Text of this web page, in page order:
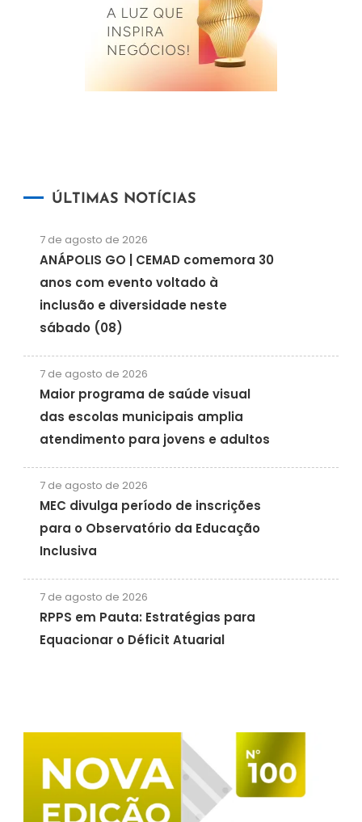
ÚLTIMAS NOTÍCIAS
7 de agosto de 2026
ANÁPOLIS GO | CEMAD comemora 30
anos com evento voltado à
inclusão e diversidade neste
sábado (08)
7 de agosto de 2026
Maior programa de saúde visual
das escolas municipais amplia
atendimento para jovens e adultos
7 de agosto de 2026
MEC divulga período de inscrições
para o Observatório da Educação
Inclusiva
7 de agosto de 2026
RPPS em Pauta: Estratégias para
Equacionar o Déficit Atuarial